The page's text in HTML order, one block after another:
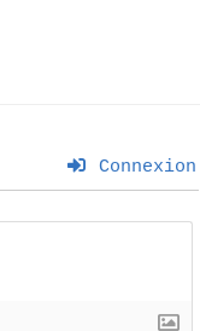
Connexion